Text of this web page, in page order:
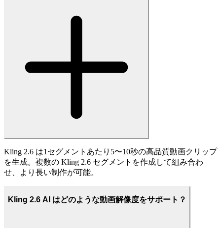
Kling 2.6 は1セグメントあたり5〜10秒の高品質動画クリップ
を生成。複数の Kling 2.6 セグメントを作成して組み合わ
せ、より長い制作が可能。
Kling 2.6 AI はどのような動画解像度をサポート？